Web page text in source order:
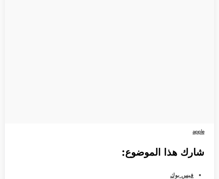
apple
شارك هذا الموضوع:
فيس بوك